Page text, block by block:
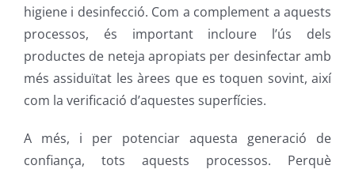
higiene i desinfecció. Com a complement a aquests
processos, és important incloure l’ús dels
productes de neteja apropiats per desinfectar amb
més assiduïtat les àrees que es toquen sovint, així
com la verificació d’aquestes superfícies.
A més, i per potenciar aquesta generació de
confiança, tots aquests processos. Perquè